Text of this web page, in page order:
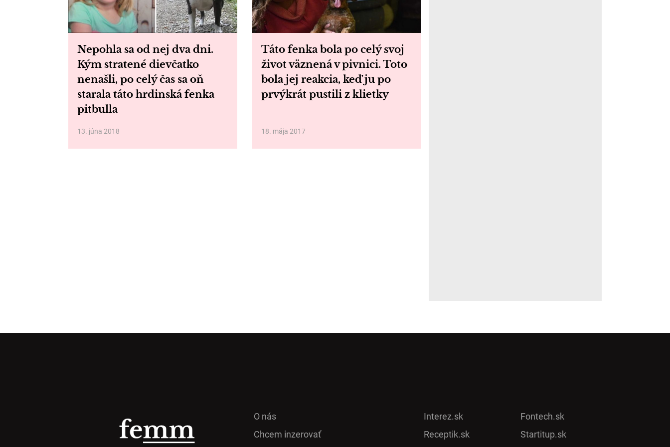
Nepohla sa od nej dva dni.
Kým stratené dievčatko
nenašli, po celý čas sa oň
starala táto hrdinská fenka
pitbulla
13. júna 2018
Táto fenka bola po celý svoj
život väznená v pivnici. Toto
bola jej reakcia, keď ju po
prvýkrát pustili z klietky
18. mája 2017
O nás
Chcem inzerovať
Interez.sk
Receptik.sk
Fontech.sk
Startitup.sk